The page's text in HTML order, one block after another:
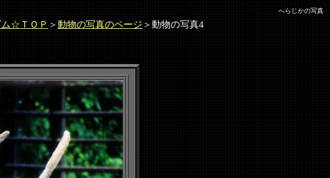
へらじかの写真
☆ＴＯＰ ＞ 動物の写真のページ ＞動物の写真4